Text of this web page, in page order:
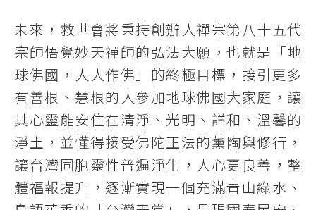
未來，救世會將秉持創辦人禪宗第八十五代
宗師悟覺妙天禪師的弘法大願，也就是「地
球佛國，人人作佛」的終極目標，接引更多
有善根、慧根的人參加地球佛國大家庭，讓
其心靈能安住在清淨、光明、詳和、溫馨的
淨土，並懂得接受佛陀正法的薰陶與修行，
讓台灣同胞靈性普遍淨化，人心更良善，整
體福報提升，逐漸實現一個充滿青山綠水、